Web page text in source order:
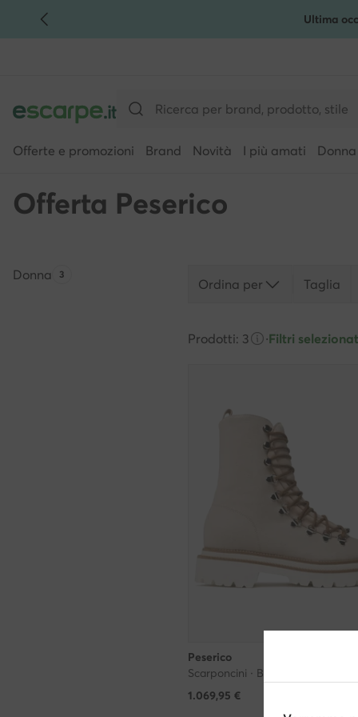
VAI AL CONTENUTO PRINCIPALE Ultima
Offerte e promozioni Brand Novità I più amati Donna
Offerta Peserico
Donna Quantità di prodotti:
3
Ordina per Taglia
Prodotti: 3 ·Filtri
Peserico
Scarponcini · Beige
1.069,95 €